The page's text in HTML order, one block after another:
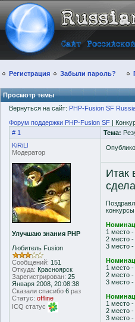
Регистрация Забыли пароль?
Просмотр темы
Вернуться на сайт: PHP-Fusion SF
Форум поддержки PHP-Fusion SF |
# 1
Тема:
KiRiLl
Модератор
Улучшаю знания PHP
Любитель Fusion
Сообщений: 151
Откуда: Красноярск
Зарегистрирован: 25
Января 2008, 20:08:38
Сказали спасибо 6 раз
Статус: offline
ICQ статус
Итак
1 место
2 место
3 место
1 место
2 место
3 место -
1 место
2 место
3 место